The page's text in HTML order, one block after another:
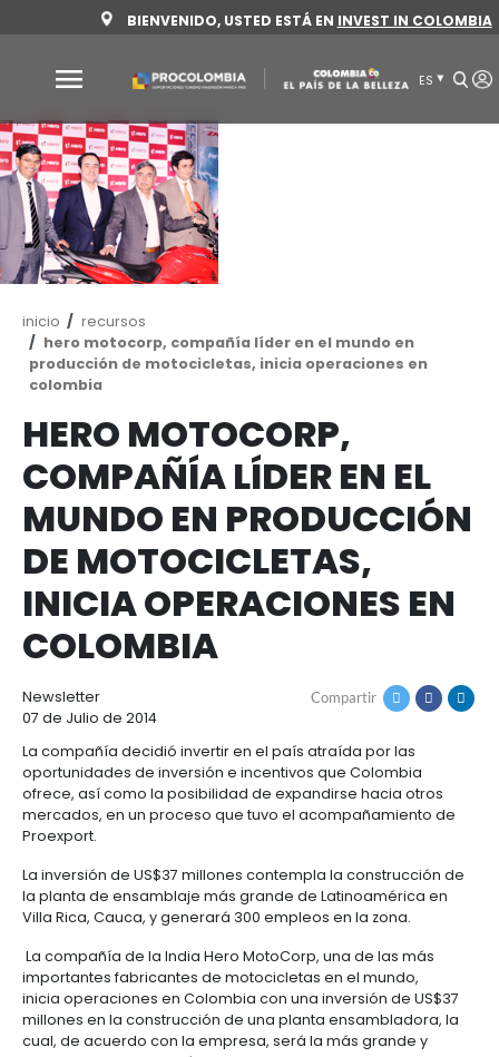
al
contenido
principal
BIENVENIDO, USTED ESTÁ ENINVEST
Por
qué
Colombia
Sectores
para
invertir
Sectores
para
invertir
Agroindustria
y
alimentos
Agroindustria
y
alimentos
Alimentos
procesados
Cacao
y
derivados
Forestal
Energía
Energía
Hidrógeno
verde
y
ciencias
Salud
y
ciencias
Cosméticos
y
cuidado
Infraestructura
Infraestructura
Agua
y
Manufacturas
Manufacturas
Tecnología
y
Cómo
invertir
Cómo
invertir
1.
Régimen
general
de
la
inversión
extranjera
2.
Régimen
corporativo
3.
Cumplimiento
y
Recursos
Recursos
Acompañamiento
Buscador
de
oportunidades
Buscador
de
oportunidades
Inversionista
Empresario
Directorio
de
servicios
Recursos
de
información
Contacto
de
navegación
hero motocorp, compañía líder en el mundo
producción de motocicletas, inicia
colombia
HERO MOTOCORP,
COMPAÑÍA LÍDER EN
MUNDO EN
DE MOTOCICLETAS,
INICIA
COLOMBIA
Newsletter Compartir
07 de Julio de 2014
oportunidades de inversión e incentivos que
ofrece, así como la posibilidad de expandirse
mercados, en un proceso que tuvo el
Proexport.